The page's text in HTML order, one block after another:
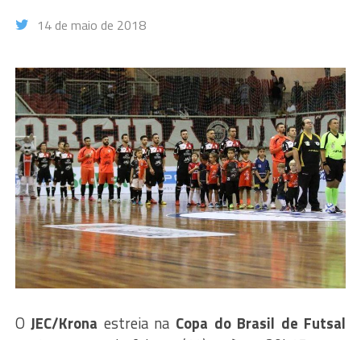
14 de maio de 2018
OJEC/Krona estreia na Copa do Brasil de Futsal